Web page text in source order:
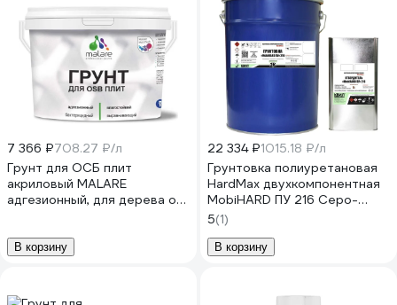
7 366 ₽708.27 ₽/л
Грунт для ОСБ плит
акриловый MALARE
адгезионный, для дерева от
кг 4610362814731
В корзину
22 334 ₽1015.18 ₽/л
Грунтовка полиуретановая
HardMax двухкомпонентная
MobiHARD ПУ 216 Серо-
желтая (комплект 22 кг)
4690417102129
5(1)
В корзину